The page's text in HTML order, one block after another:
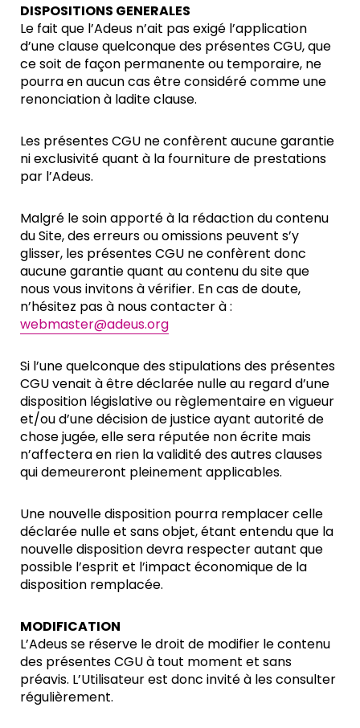
DISPOSITIONS GENERALES
Le fait que l’Adeus n’ait pas exigé l’application
d’une clause quelconque des présentes CGU, que
ce soit de façon permanente ou temporaire, ne
pourra en aucun cas être considéré comme une
renonciation à ladite clause.
Les présentes CGU ne confèrent aucune garantie
ni exclusivité quant à la fourniture de prestations
par l’Adeus.
Malgré le soin apporté à la rédaction du contenu
du Site, des erreurs ou omissions peuvent s’y
glisser, les présentes CGU ne confèrent donc
aucune garantie quant au contenu du site que
nous vous invitons à vérifier. En cas de doute,
n’hésitez pas à nous contacter à :
webmaster@adeus.org
Si l’une quelconque des stipulations des présentes
CGU venait à être déclarée nulle au regard d’une
disposition législative ou règlementaire en vigueur
et/ou d’une décision de justice ayant autorité de
chose jugée, elle sera réputée non écrite mais
n’affectera en rien la validité des autres clauses
qui demeureront pleinement applicables.
Une nouvelle disposition pourra remplacer celle
déclarée nulle et sans objet, étant entendu que la
nouvelle disposition devra respecter autant que
possible l’esprit et l’impact économique de la
disposition remplacée.
MODIFICATION
L’Adeus se réserve le droit de modifier le contenu
des présentes CGU à tout moment et sans
préavis. L’Utilisateur est donc invité à les consulter
régulièrement.